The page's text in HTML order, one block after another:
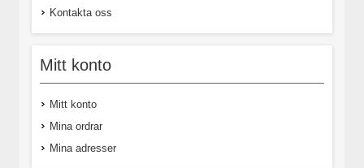
Kontakta oss
Mitt konto
Mitt konto
Mina ordrar
Mina adresser